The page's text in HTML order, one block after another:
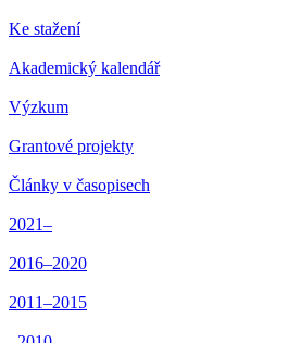
Ke stažení
Akademický kalendář
Výzkum
Grantové projekty
Články v časopisech
2021–
2016–2020
2011–2015